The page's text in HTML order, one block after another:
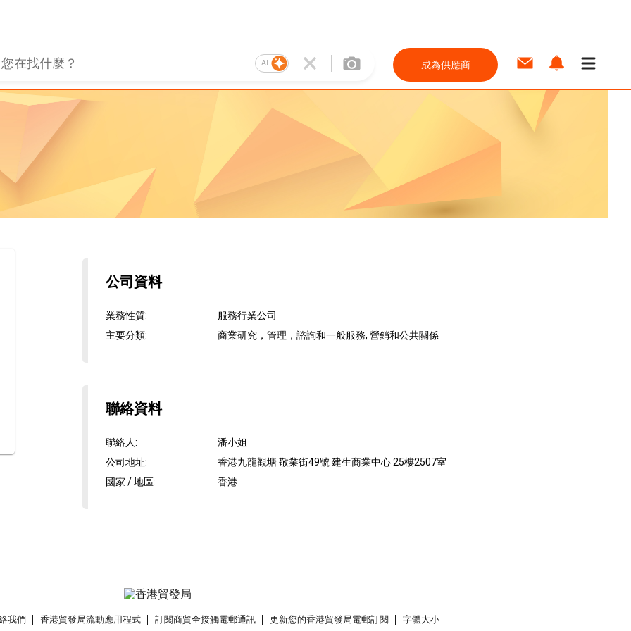
AI 成為供應商
公司資料
業務性質:
服務行業公司
主要分類: 商業研究，管理，諮詢和一般服務, 營銷和公共關係
聯絡資料
聯絡人:
潘小姐
公司地址:
香港九龍觀塘 敬業街49號 建生商業中心 25樓2507室
國家 / 地區: 香港
我們 香港貿發局流動應用程式 訂閱商貿全接觸電郵通訊 更新您的香港貿發局電郵訂閱 字體大小